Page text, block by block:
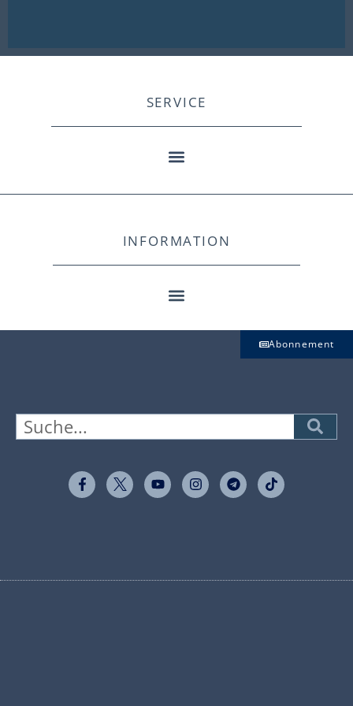
SERVICE
INFORMATION
Abonnement